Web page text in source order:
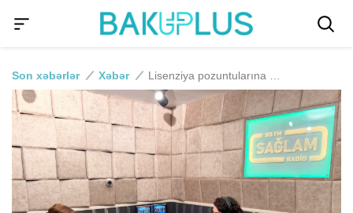
Son xəbərlər Xəbər